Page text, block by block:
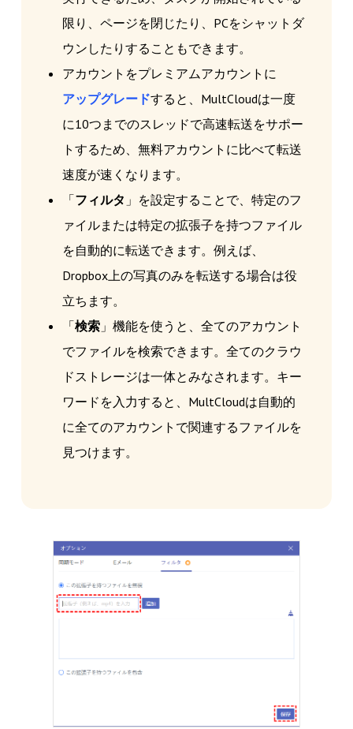
限り、ページを閉じたり、PCをシャットダ
ウンしたりすることもできます。
アカウントをプレミアムアカウントに
アップグレードすると、MultCloudは一度
に10つまでのスレッドで高速転送をサポー
トするため、無料アカウントに比べて転送
速度が速くなります。
「フィルタ 」を設定することで、特定のフ
ァイルまたは特定の拡張子を持つファイル
を自動的に転送できます。例えば、
Dropbox上の写真のみを転送する場合は役
立ちます。
「検索」機能を使うと、全てのアカウント
でファイルを検索できます。全てのクラウ
ドストレージは一体とみなされます。キー
ワードを入力すると、MultCloudは自動的
に全てのアカウントで関連するファイルを
見つけます。